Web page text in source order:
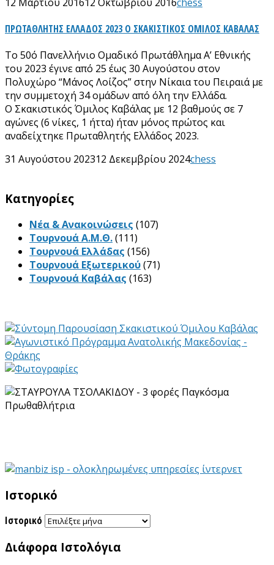
ΠΡΩΤΑΘΛΗΤΗΣ ΕΛΛΑΔΟΣ 2023 Ο ΣΚΑΚΙΣΤΙΚΟΣ ΟΜΙΛΟΣ ΚΑΒΑΛΑΣ
Το 50ό Πανελλήνιο Ομαδικό Πρωτάθλημα Α’ Εθνικής
του 2023 έγινε από 25 έως 30 Αυγούστου στον
Πολυχώρο “Μάνος Λοίζος” στην Νίκαια του Πειραιά με
την συμμετοχή 34 ομάδων από όλη την Ελλάδα.
Ο Σκακιστικός Όμιλος Καβάλας με 12 βαθμούς σε 7
αγώνες (6 νίκες, 1 ήττα) ήταν μόνος πρώτος και
αναδείχτηκε Πρωταθλητής Ελλάδος 2023.
31 Αυγούστου 202312 Δεκεμβρίου 2024chess
Kατηγορίες
Νέα & Ανακοινώσεις (107)
Τουρνουά Α.Μ.Θ.(111)
Τουρνουά Ελλάδας (156)
Τουρνουά Εξωτερικού(71)
Τουρνουά Καβάλας (163)
Ιστορικό
Ιστορικό
Διάφορα Ιστολόγια